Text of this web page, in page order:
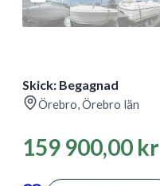
Skick: Begagnad
Örebro, Örebro län
159 900,00 kr